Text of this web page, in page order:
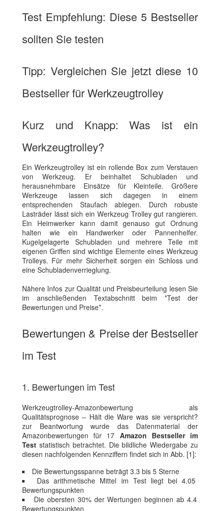
Test Empfehlung: Diese 5 Bestseller
sollten Sie testen
Tipp: Vergleichen Sie jetzt diese 10
Bestseller für Werkzeugtrolley
Kurz und Knapp: Was ist ein
Werkzeugtrolley?
Ein Werkzeugtrolley ist ein rollende Box zum Verstauen
von Werkzeug. Er beinhaltet Schubladen und
herausnehmbare Einsätze für Kleinteile. Größere
Werkzeuge lassen sich dagegen in einem
entsprechenden Staufach ablegen. Durch robuste
Lasträder lässt sich ein Werkzeug Trolley gut rangieren.
Ein Heimwerker kann damit genauso gut Ordnung
halten wie ein Handwerker oder Pannenhelfer.
Kugelgelagerte Schubladen und mehrere Teile mit
eigenen Griffen sind wichtige Elemente eines Werkzeug
Trolleys. Für mehr Sicherheit sorgen ein Schloss und
eine Schubladenverrieglung.
Nähere Infos zur Qualität und Preisbeurteilung lesen Sie
im anschließenden Textabschnitt beim *Test der
Bewertungen und Preise*.
Bewertungen & Preise der Bestseller
im Test
1. Bewertungen im Test
Werkzeugtrolley-Amazonbewertung als
Qualitätsprognose – Hält die Ware was sie verspricht?
zur Beantwortung wurde das Datenmaterial der
Amazonbewertungen für 17 Amazon Bestseller im
Test statistisch betrachtet. Die bildliche Wiedergabe zu
diesen nachfolgenden Kennziffern findet sich in Abb. [1]:
Die Bewertungsspanne beträgt 3.3 bis 5 Sterne
Das arithmetische Mittel im Test liegt bei 4.05
Bewertungspunkten
Die obersten 30% der Wertungen beginnen ab 4.4
Bewertungspunkten